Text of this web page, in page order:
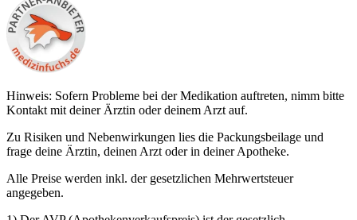
Hinweis: Sofern Probleme bei der Medikation auftreten, nimm bitte
Kontakt mit deiner Ärztin oder deinem Arzt auf.
Zu Risiken und Nebenwirkungen lies die Packungsbeilage und
frage deine Ärztin, deinen Arzt oder in deiner Apotheke.
Alle Preise werden inkl. der gesetzlichen Mehrwertsteuer
angegeben.